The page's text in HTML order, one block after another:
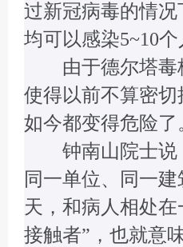
过新冠病毒的情
均可以感染5~10个
由于德尔塔毒
使得以前不算密切
如今都变得危险了
钟南山院士说
同一单位、同一
天，和病人相处
接触者”，也就意